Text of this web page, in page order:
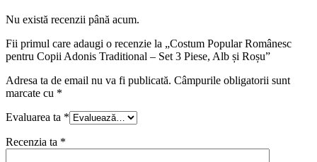
Nu există recenzii până acum.
Fii primul care adaugi o recenzie la „Costum Popular Românesc
pentru Copii Adonis Traditional – Set 3 Piese, Alb și Roșu”
Adresa ta de email nu va fi publicată. Câmpurile obligatorii sunt
marcate cu *
Evaluarea ta *
Recenzia ta *